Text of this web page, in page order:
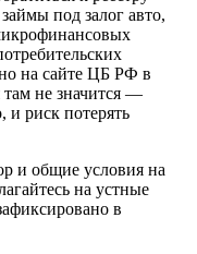
под залог авто,
на сайте ЦБ РФ в
там не значится —
и риск потерять
и общие условия на
на устные
в